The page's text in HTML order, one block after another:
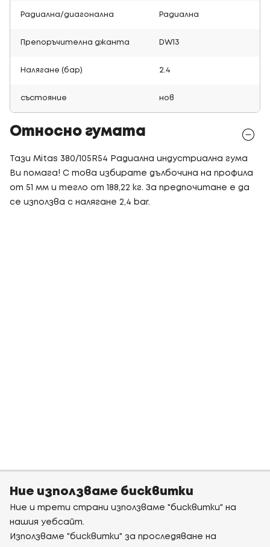
Радиална/диагонална Радиална
Препоръчителна джанта DW13
Налягане (бар) 2.4
състояние нов
Относно гумата
Тази Mitas 380/105R54 Радиална индустриална гума
Ви помага! С това избирате дълбочина на профила
от 51 мм и тегло от 188,22 кг. За предпочитане е да
се използва с налягане 2,4 bar.
Ние използваме бисквитки
Ние и трети страни използваме "бисквитки" на
нашия уебсайт.
Използваме "бисквитки" за проследяване на